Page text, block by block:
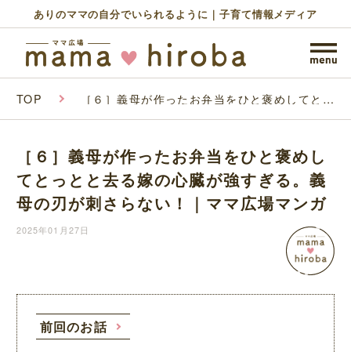
ありのママの自分でいられるように｜子育て情報メディア
TOP ［６］義母が作ったお弁当をひと褒めしてとっ
らない！｜ママ広場マンガ
［６］義母が作ったお弁当をひと褒めし
てとっとと去る嫁の心臓が強すぎる。義
母の刃が刺さらない！｜ママ広場マンガ
2025年01月27日
前回のお話